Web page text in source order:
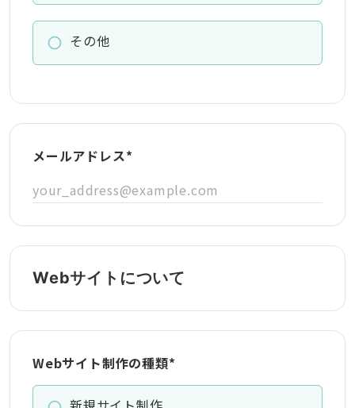
その他
メールアドレス*
Webサイトについて
Webサイト制作の種類*